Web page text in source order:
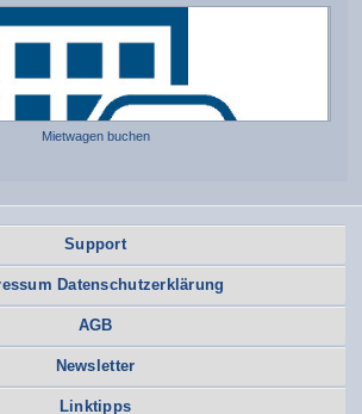
Mietwagen buchen
Support
Datenschutzerklärung
AGB
Newsletter
Linktipps